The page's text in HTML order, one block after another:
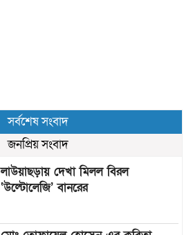
সর্বশেষ সংবাদ
জনপ্রিয় সংবাদ
লাউয়াছড়ায় দেখা মিলল বিরল
‘উল্টোলেজি’ বানরের